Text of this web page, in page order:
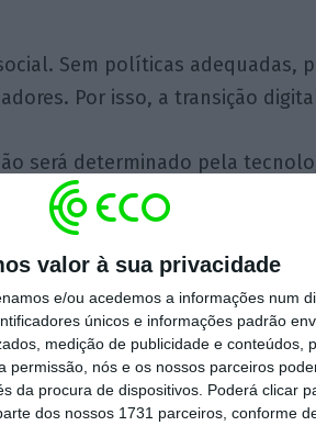
valor à sua privacidade
e/ou acedemos a informações num
únicos e informações padrão
medição de publicidade e conteúdos,
permissão, nós e os nossos parceiros
da procura de dispositivos. Poderá clicar
dos nossos 1731 parceiros, conforme
Sem políticas adequadas,
Por isso, a transição
será determinado pela
a utilizar.
Sérgio Humberto
Eurodeputado